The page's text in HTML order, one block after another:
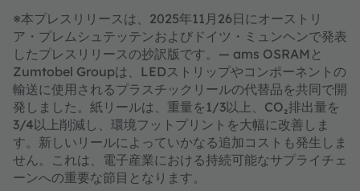
※本プレスリリースは、2025年11月26日にオーストリ
ア・プレムシュテッテンおよびドイツ・ミュンヘンで発表
したプレスリリースの抄訳版です。— ams OSRAMと
Zumtobel Groupは、LEDストリップやコンポーネントの
輸送に使用されるプラスチックリールの代替品を共同で開
発しました。紙リールは、重量を1/3以上、CO₂排出量を
3/4以上削減し、環境フットプリントを大幅に改善しま
す。新しいリールによっていかなる追加コストも発生しま
せん。これは、電子産業における持続可能なサプライチェ
ーンへの重要な節目となります。